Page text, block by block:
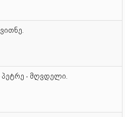
პეტრე - მღვდელი.